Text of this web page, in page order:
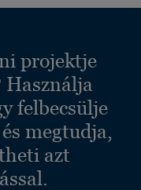
projektje
felbecsülje
megtudja,
azt